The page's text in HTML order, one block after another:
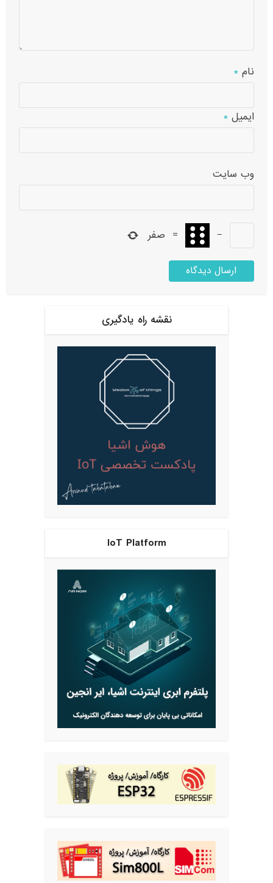
نام*
ایمیل*
وب‌ سایت
−
= صفر
نقشه راه یادگیری
IoT Platform